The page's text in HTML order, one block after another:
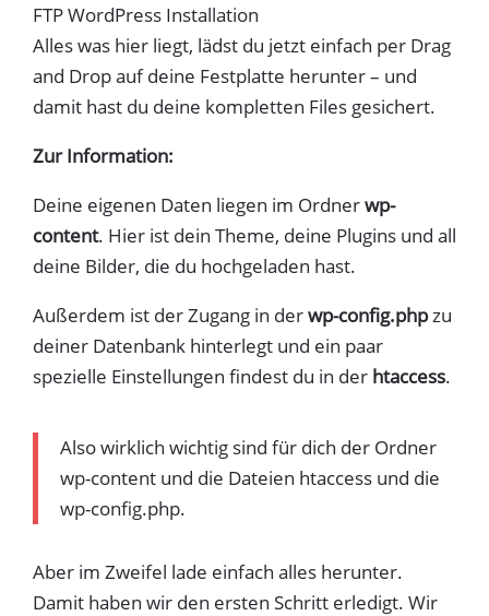
FTP WordPress Installation
Alles was hier liegt, lädst du jetzt einfach per Drag
and Drop auf deine Festplatte herunter – und
damit hast du deine kompletten Files gesichert.
Zur Information:
Deine eigenen Daten liegen im Ordnerwp-
content. Hier ist dein Theme, deine Plugins und all
deine Bilder, die du hochgeladen hast.
Außerdem ist der Zugang in derwp-config.phpzu
deiner Datenbank hinterlegt und ein paar
spezielle Einstellungen findest du in der htaccess.
Also wirklich wichtig sind für dich der Ordner
wp-content und die Dateien htaccess und die
wp-config.php.
Aber im Zweifel lade einfach alles herunter.
Damit haben wir den ersten Schritt erledigt. Wir